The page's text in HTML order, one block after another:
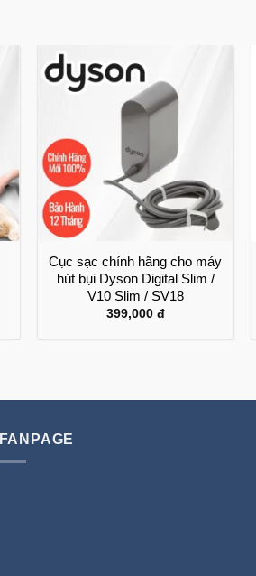
Cục sạc chính hãng cho máy
hút bụi Dyson Digital Slim /
V10 Slim / SV18
399,000 đ
FANPAGE